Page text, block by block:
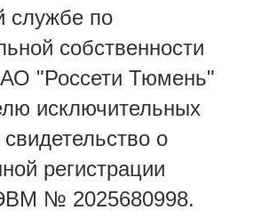
службе по
собственности
АО "Россети Тюмень"
исключительных
о
регистрации
№ 2025680998.